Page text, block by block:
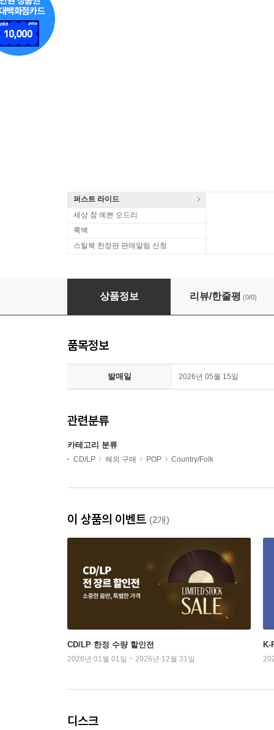
퍼스트 라이드
세상 참 예쁜 오드리
룩백
스틸북 한정판 판매알림 신청
Braxton Keith - Real Damn Deal (Jewel
상품정보 리뷰/한줄평 (0/0)
품목정보
발매일 2026년 05월 15일
관련분류
카테고리 분류
CD/LP 해외 구매 POP Country/Folk
이 상품의 이벤트 (2개)
CD/LP 한정 수량 할인전
2026년 01월 01일 ~ 2026년 12월 31일
K-
디스크